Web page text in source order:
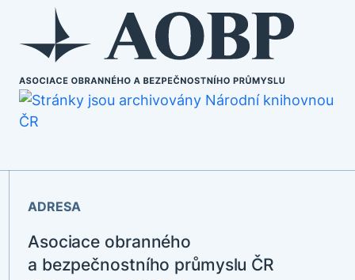
ADRESA
Asociace obranného
a bezpečnostního průmyslu ČR